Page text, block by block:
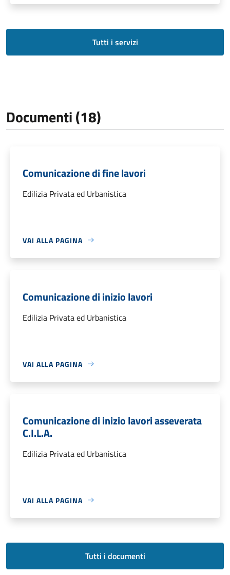
Tutti i servizi
Documenti (18)
Comunicazione di fine lavori
Edilizia Privata ed Urbanistica
VAI ALLA PAGINA
Comunicazione di inizio lavori
Edilizia Privata ed Urbanistica
VAI ALLA PAGINA
Comunicazione di inizio lavori asseverata
C.I.L.A.
Edilizia Privata ed Urbanistica
VAI ALLA PAGINA
Tutti i documenti